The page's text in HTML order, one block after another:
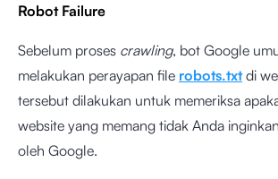
Robot Failure
Sebelum proses crawling, bot Google
melakukan perayapan file robots.txtdi
tersebut dilakukan untuk memeriksa
website yang memang tidak Anda
oleh Google.